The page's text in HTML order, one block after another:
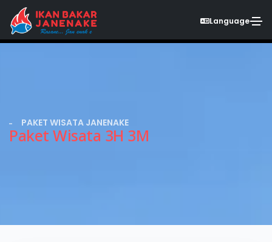
Language
PAKET WISATA JANENAKE
Paket Wisata 3H 3M